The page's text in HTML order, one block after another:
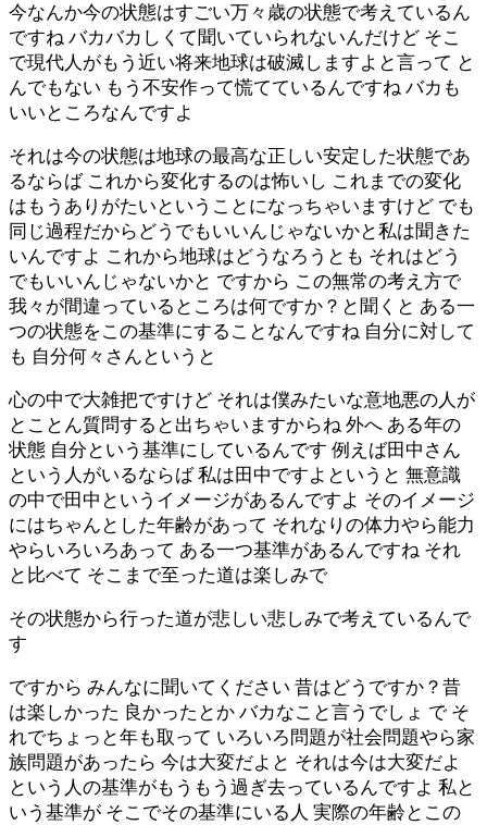
今なんか今の状態はすごい万々歳の状態で考えているん
ですね バカバカしくて聞いていられないんだけど そこ
で現代人がもう近い将来地球は破滅しますよと言って と
んでもない もう不安作って慌てているんですね バカも
いいところなんですよ
それは今の状態は地球の最高な正しい安定した状態であ
るならば これから変化するのは怖いし これまでの変化
はもうありがたいということになっちゃいますけど でも
同じ過程だからどうでもいいんじゃないかと私は聞きた
いんですよ これから地球はどうなろうとも それはどう
でもいいんじゃないかと ですから この無常の考え方で
我々が間違っているところは何ですか？と聞くと ある一
つの状態をこの基準にすることなんですね 自分に対して
も 自分何々さんというと
心の中で大雑把ですけど それは僕みたいな意地悪の人が
とことん質問すると出ちゃいますからね 外へ ある年の
状態 自分という基準にしているんです 例えば田中さん
という人がいるならば 私は田中ですよというと 無意識
の中で田中というイメージがあるんですよ そのイメージ
にはちゃんとした年齢があって それなりの体力やら能力
やらいろいろあって ある一つ基準があるんですね それ
と比べて そこまで至った道は楽しみで
その状態から行った道が悲しい悲しみで考えているんで
す
ですから みんなに聞いてください 昔はどうですか？昔
は楽しかった 良かったとか バカなこと言うでしょ で そ
れでちょっと年も取って いろいろ問題が社会問題やら家
族問題があったら 今は大変だよと それは今は大変だよ
という人の基準がもうもう過ぎ去っているんですよ 私と
いう基準が そこでその基準にいる人 実際の年齢とこの